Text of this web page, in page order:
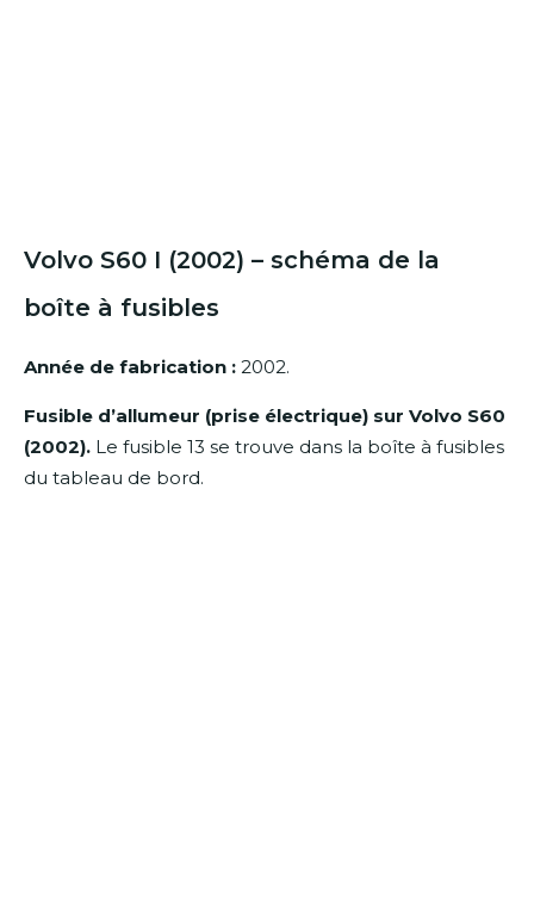
Volvo S60 I (2002) – schéma de la
boîte à fusibles
Année de fabrication : 2002.
Fusible d’allumeur (prise électrique) sur Volvo S60
(2002). Le fusible 13 se trouve dans la boîte à fusibles
du tableau de bord.